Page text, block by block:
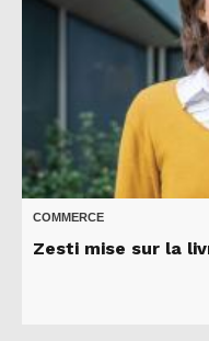
COMMERCE
Zesti mise sur la